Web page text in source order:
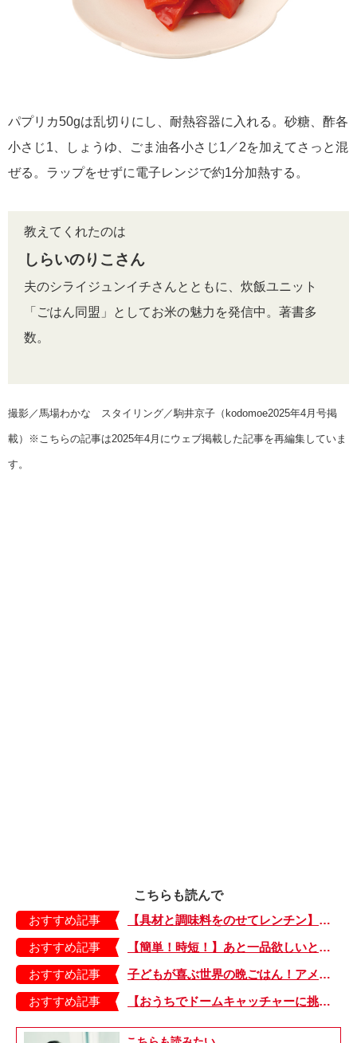
パプリカ50gは乱切りにし、耐熱容器に入れる。砂糖、酢各
小さじ1、しょうゆ、ごま油各小さじ1／2を加えてさっと混
ぜる。ラップをせずに電子レンジで約1分加熱する。
教えてくれたのは
しらいのりこさん
夫のシライジュンイチさんとともに、炊飯ユニット
「ごはん同盟」としてお米の魅力を発信中。著書多
数。
撮影／馬場わかな スタイリング／駒井京子（kodomoe2025年4月号掲
載）※こちらの記事は2025年4月にウェブ掲載した記事を再編集していま
す。
こちらも読んで
おすすめ記事
【具材と調味料をのせてレンチン】ケチャップ×バターの王道味！「うどんナポリタン」のできあがり♪
おすすめ記事
【簡単！時短！】あと一品欲しいときにおすすめの「卵とレタスの炒めもの」のレシピ
おすすめ記事
子どもが喜ぶ世界の晩ごはん！アメリカのフライドチキン＆フライドポテト
おすすめ記事
【おうちでドームキャッチャーに挑戦だ】アンパンマン わくわくドームキャッチャー